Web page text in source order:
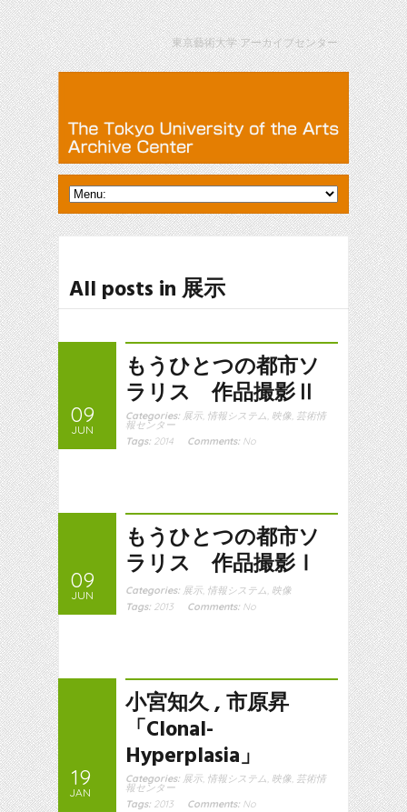
東京藝術大学 アーカイブセンター
All posts in 展示
09
JUN
もうひとつの都市ソ
ラリス 作品撮影Ⅱ
Categories: 展示 情報システム 映像 芸術情
報センター
Tags: 2014 Comments: No
09
JUN
もうひとつの都市ソ
ラリス 作品撮影Ⅰ
Categories: 展示 情報システム 映像
Tags: 2013 Comments: No
19
JAN
小宮知久 , 市原昇
「Clonal-
Hyperplasia」
Categories: 展示 情報システム 映像 芸術情
報センター
Tags: 2013 Comments: No